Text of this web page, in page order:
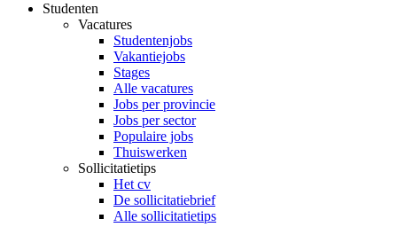
Studenten
Vacatures
Studentenjobs
Vakantiejobs
Stages
Alle vacatures
Jobs per provincie
Jobs per sector
Populaire jobs
Thuiswerken
Sollicitatietips
Het cv
De sollicitatiebrief
Alle sollicitatietips